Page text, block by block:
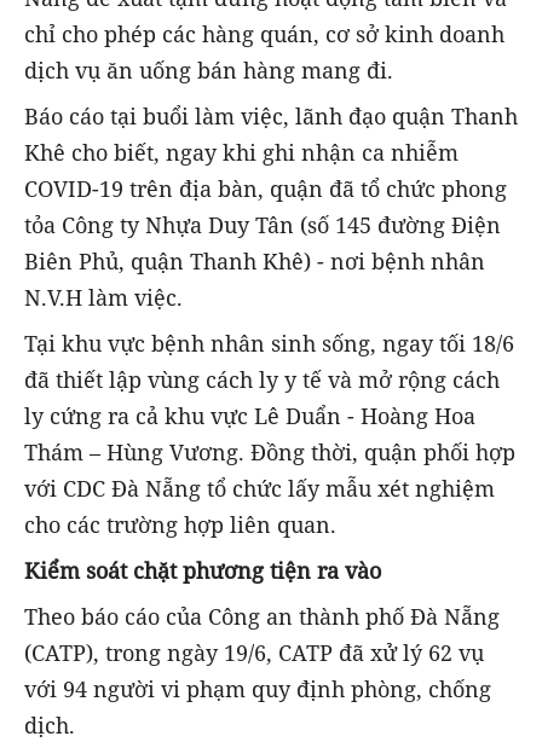
chỉ cho phép các hàng quán, cơ sở kinh doanh
dịch vụ ăn uống bán hàng mang đi.
Báo cáo tại buổi làm việc, lãnh đạo quận Thanh
Khê cho biết, ngay khi ghi nhận ca nhiễm
COVID-19 trên địa bàn, quận đã tổ chức phong
tỏa Công ty Nhựa Duy Tân (số 145 đường Điện
Biên Phủ, quận Thanh Khê) - nơi bệnh nhân
N.V.H làm việc.
Tại khu vực bệnh nhân sinh sống, ngay tối 18/6
đã thiết lập vùng cách ly y tế và mở rộng cách
ly cứng ra cả khu vực Lê Duẩn - Hoàng Hoa
Thám – Hùng Vương. Đồng thời, quận phối hợp
với CDC Đà Nẵng tổ chức lấy mẫu xét nghiệm
cho các trường hợp liên quan.
Kiểm soát chặt phương tiện ra vào
Theo báo cáo của Công an thành phố Đà Nẵng
(CATP), trong ngày 19/6, CATP đã xử lý 62 vụ
với 94 người vi phạm quy định phòng, chống
dịch.